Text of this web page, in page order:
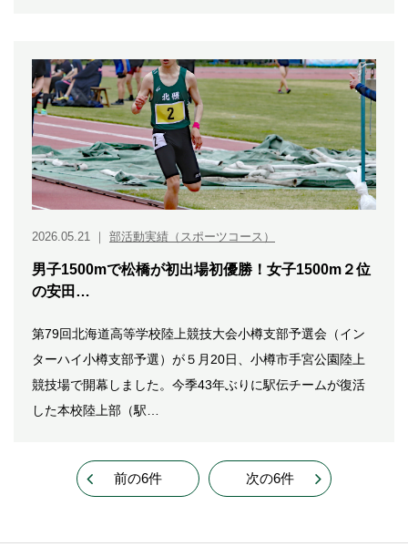
2026.05.21 ｜ 部活動実績（スポーツコース）
男子1500mで松橋が初出場初優勝！女子1500m２位
の安田…
第79回北海道高等学校陸上競技大会小樽支部予選会（イン
ターハイ小樽支部予選）が５月20日、小樽市手宮公園陸上
競技場で開幕しました。今季43年ぶりに駅伝チームが復活
した本校陸上部（駅…
前の6件 次の6件